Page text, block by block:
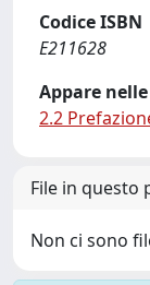
Codice ISBN
E211628
Appare
2.2
File in questo
Non ci sono